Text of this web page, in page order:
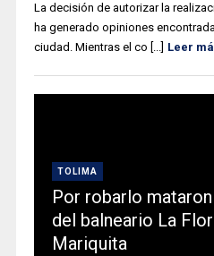
La decisión de autorizar la
ha generado opiniones
ciudad. Mientras el co [...] Leer
TOLIMA
Por robarlo
del balneario La
Mariquita